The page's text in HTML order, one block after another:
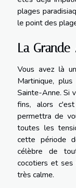
plages
le point des
La
Vous avez là
Martinique,
Sainte-Anne. Si
fins, alors
permettra de
toutes les
cette période
célèbre de
cocotiers et ses
très calme.